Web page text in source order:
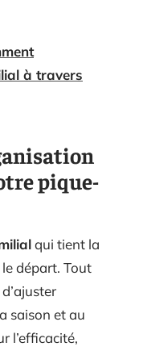
à travers
pique-
qui tient la
départ. Tout
saison et au
l’efficacité,